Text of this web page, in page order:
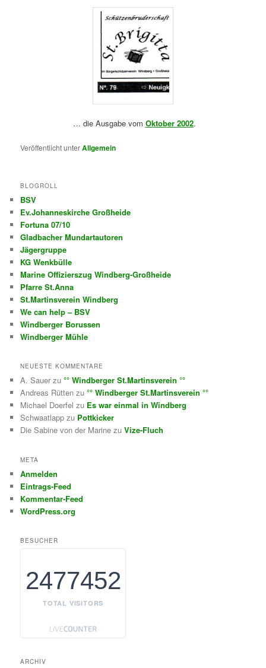
… die Ausgabe vom Oktober 2002.
Veröffentlicht unterAllgemein
BLOGROLL
BSV
Ev.Johanneskirche Großheide
Fortuna 07/10
Gladbacher Mundartautoren
Jägergruppe
KG Wenkbülle
Marine Offizierszug Windberg-Großheide
Pfarre St.Anna
St.Martinsverein Windberg
We can help – BSV
Windberger Borussen
Windberger Mühle
NEUESTE KOMMENTARE
A. Sauer zu°° Windberger St.Martinsverein °°
Andreas Rütten zu°° Windberger St.Martinsverein °°
Michael Doerfel zu Es war einmal in Windberg
Schwaatlapp zu Pottkicker
Die Sabine von der Marine zuVize-Fluch
META
Anmelden
Eintrags-Feed
Kommentar-Feed
WordPress.org
BESUCHER
2477452
TOTAL VISITORS
ARCHIV